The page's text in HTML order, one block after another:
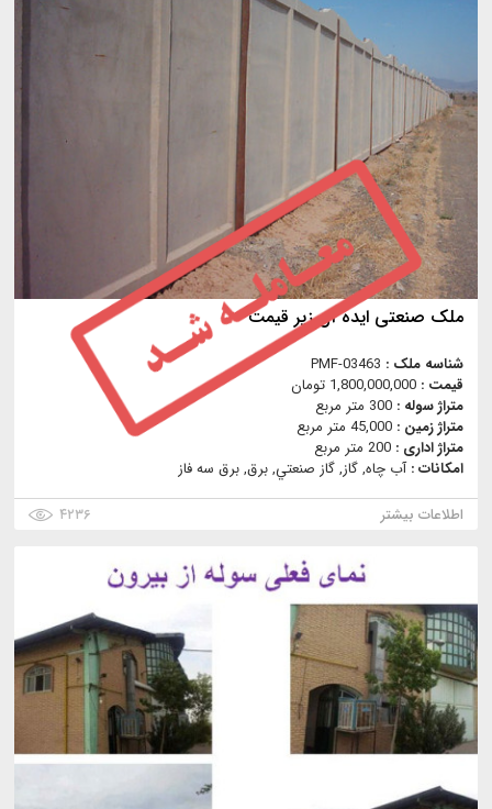
ملک صنعتی ایده آل زیر قیمت
شناسه ملک : PMF-03463
قیمت : 1,800,000,000 تومان
متراژ سوله : 300 متر مربع
متراژ زمین : 45,000 متر مربع
متراژ اداری : 200 متر مربع
امکانات :آب چاه, گاز, گاز صنعتي, برق, برق سه فاز
اطلاعات بیشتر
۴۲۳۶